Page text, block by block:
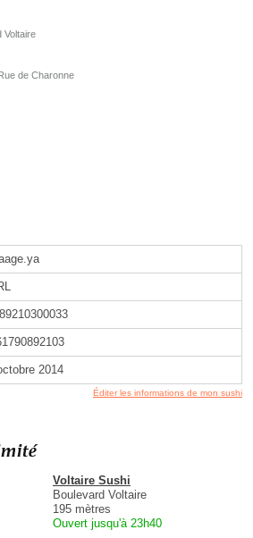
Voltaire
de Charonne
2014
Éditer les informations de mon sushi
Voltaire Sushi
Boulevard Voltaire
195 mètres
Ouvert jusqu'à 23h40